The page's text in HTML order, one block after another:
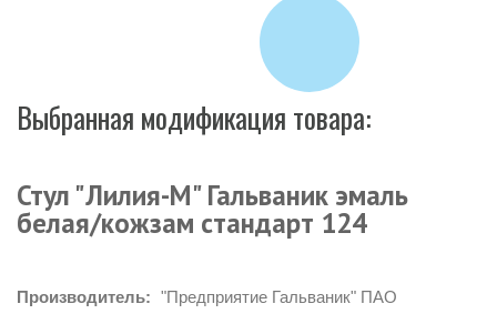
Выбранная модификация товара:
Стул "Лилия-М" Гальваник эмаль
белая/кожзам стандарт 124
Производитель: "Предприятие Гальваник" ПАО